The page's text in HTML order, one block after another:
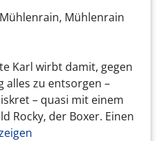
Mühlenrain
Karl wirbt damit, gegen
alles zu entsorgen –
– quasi mit einem
Rocky, der Boxer. Einen